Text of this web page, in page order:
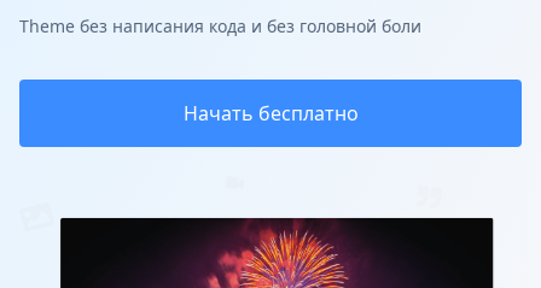
Theme без написания кода и без головной боли
Начать бесплатно